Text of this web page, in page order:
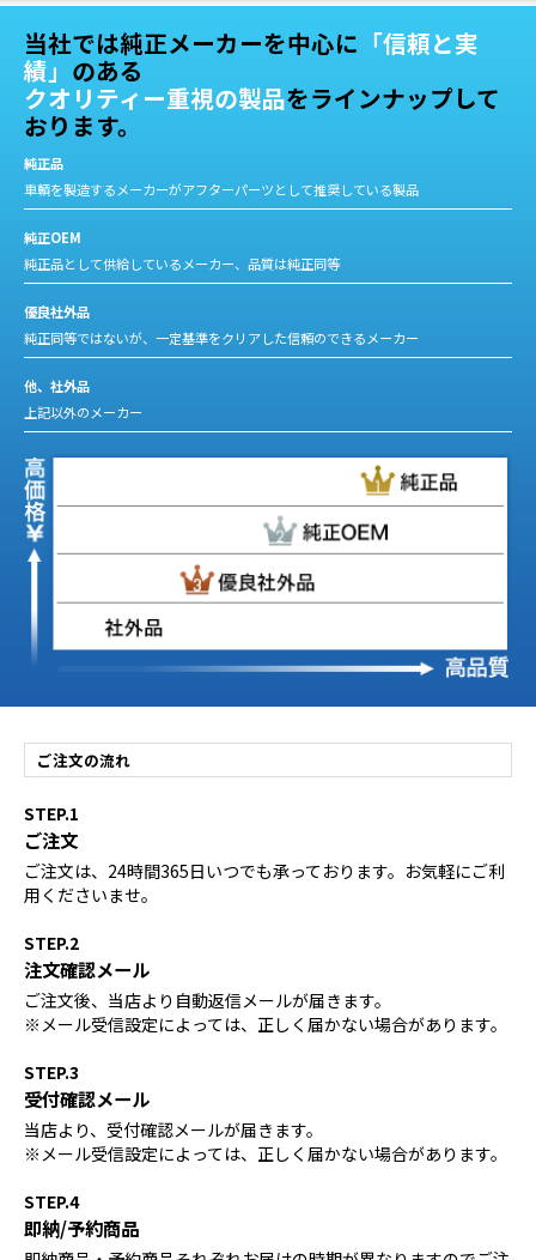
当社では純正メーカーを中心に 「信頼と実
績」 のある
クオリティー重視の製品をラインナップして
おります。
純正品
車輌を製造するメーカーがアフターパーツとして推奨している製品
純正OEM
純正品として供給しているメーカー、品質は純正同等
優良社外品
純正同等ではないが、一定基準をクリアした信頼のできるメーカー
他、社外品
上記以外のメーカー
ご注文の流れ
STEP.1
ご注文
ご注文は、24時間365日いつでも承っております。お気軽にご利
用くださいませ。
STEP.2
注文確認メール
ご注文後、当店より自動返信メールが届きます。
※メール受信設定によっては、正しく届かない場合があります。
STEP.3
受付確認メール
当店より、受付確認メールが届きます。
※メール受信設定によっては、正しく届かない場合があります。
STEP.4
即納/予約商品